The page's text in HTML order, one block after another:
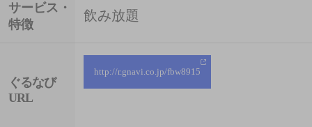
サービス・
特徴
飲み放題
ぐるなび
URL
http://r.gnavi.co.jp/fbw8915